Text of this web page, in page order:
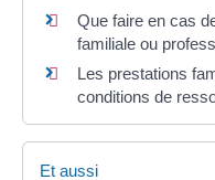
Que faire en cas
familiale ou
Les prestations
conditions de
Et aussi